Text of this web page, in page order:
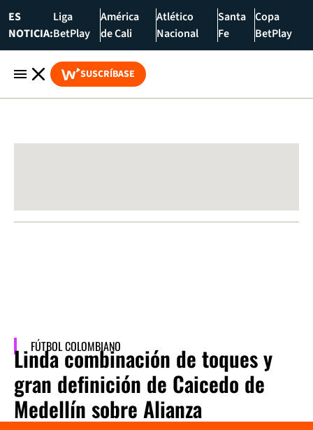
ES
NOTICIA:
Liga
BetPlay
América
de Cali
Atlético
Nacional
Santa
Fe
Copa
BetPlay
SUSCRÍBASE
FÚTBOL COLOMBIANO
Linda combinación de toques y
gran definición de Caicedo de
Medellín sobre Alianza